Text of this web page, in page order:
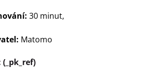
30 minut,
Matomo